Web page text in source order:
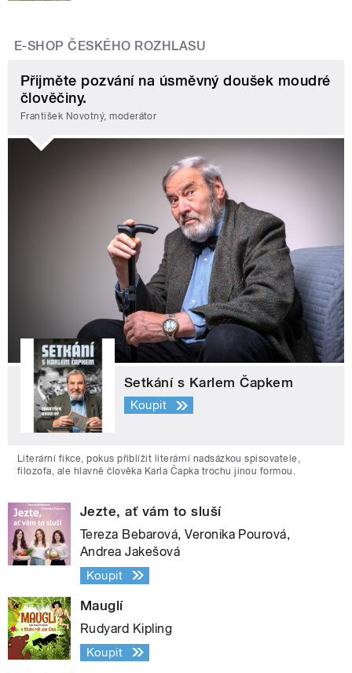
E-SHOP ČESKÉHO ROZHLASU
Přijměte pozvání na úsměvný doušek moudré
člověčiny.
František Novotný, moderátor
Setkání s Karlem Čapkem
Koupit
Literární fikce, pokus přiblížit literární nadsázkou spisovatele,
filozofa, ale hlavně člověka Karla Čapka trochu jinou formou.
Jezte, ať vám to sluší
Tereza Bebarová, Veronika Pourová,
Andrea Jakešová
Koupit
Mauglí
Rudyard Kipling
Koupit